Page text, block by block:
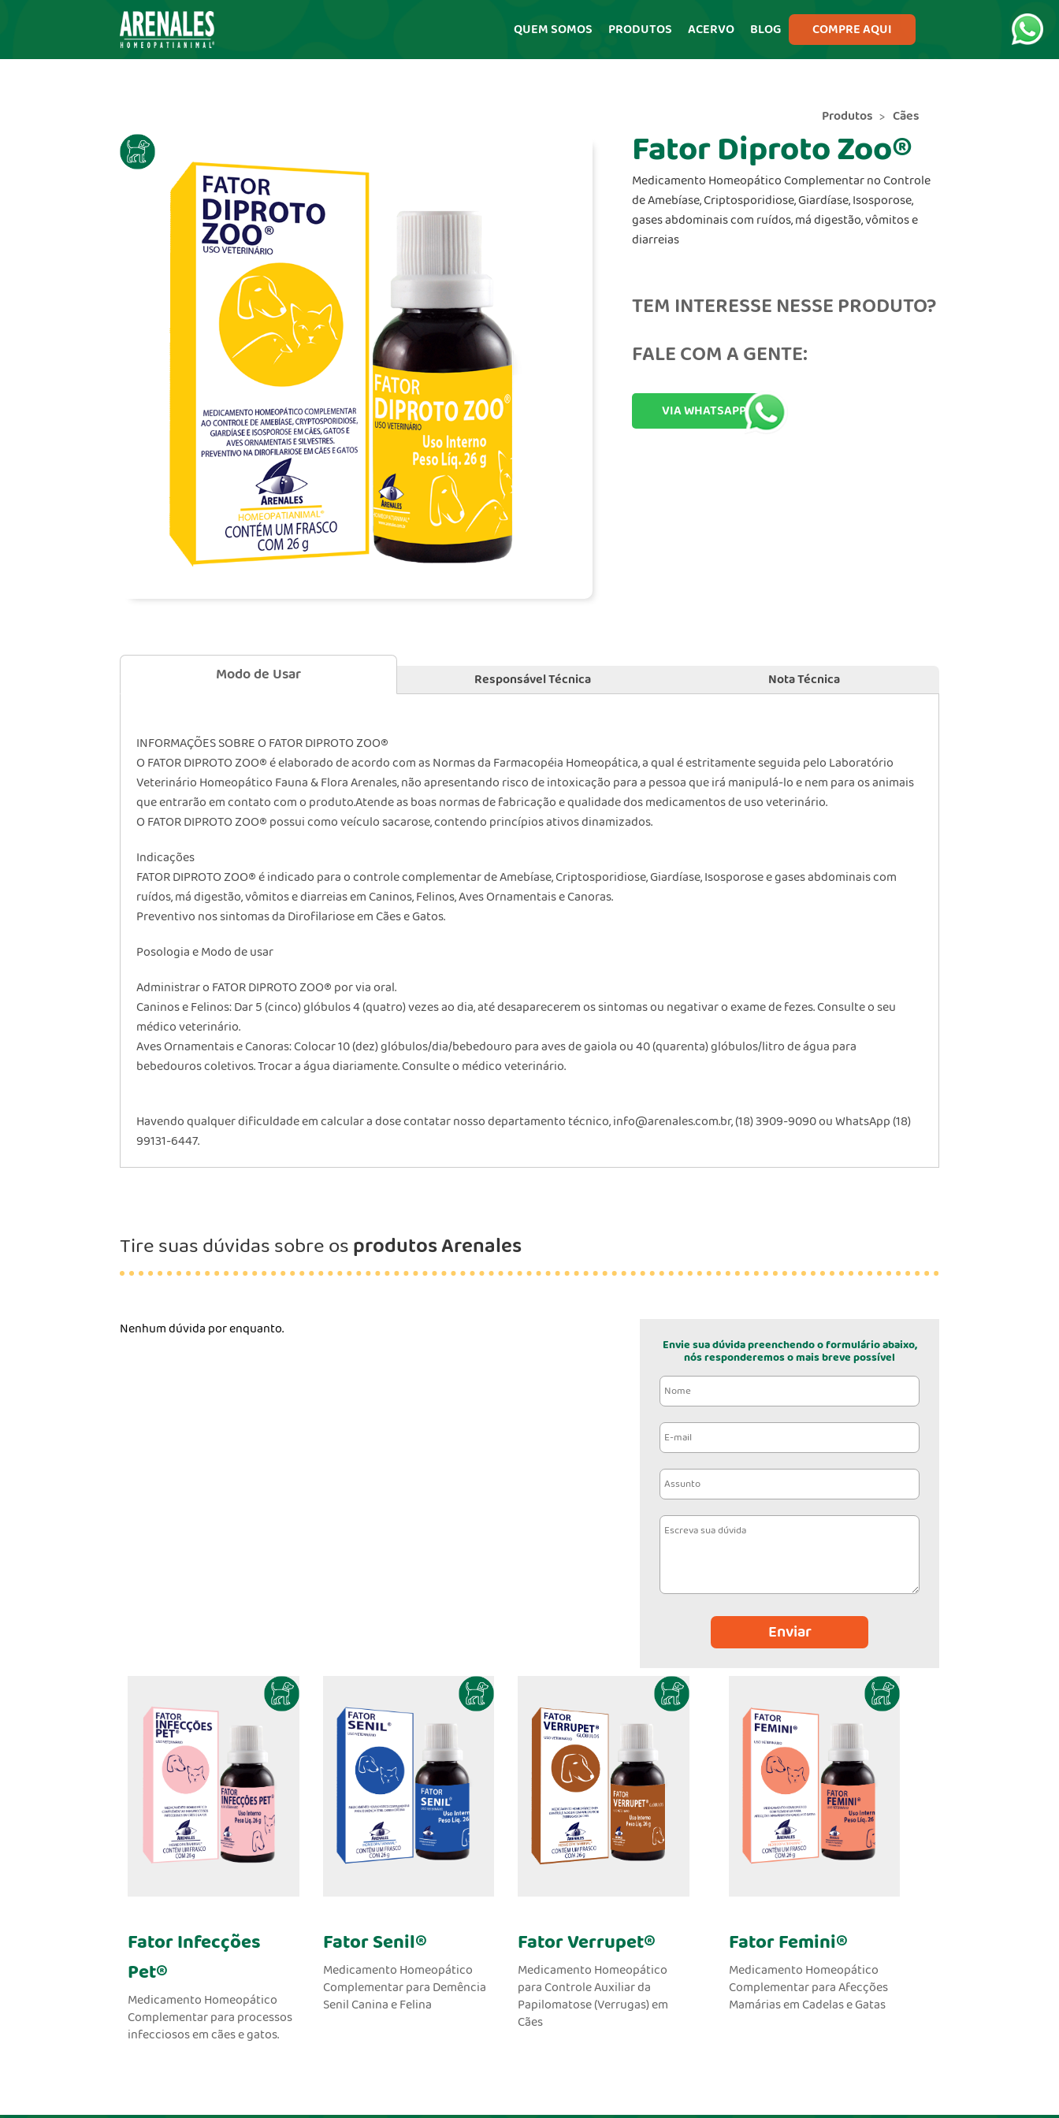
QUEM SOMOS PRODUTOS ACERVO BLOG COMPRE AQUI
Produtos Cães
Fator Diproto Zoo®
Medicamento Homeopático Complementar no Controle
de Amebíase, Criptosporidiose, Giardíase, Isosporose,
gases abdominais com ruídos, má digestão, vômitos e
diarreias
TEM INTERESSE NESSE PRODUTO?
FALE COM A GENTE:
VIA WHATSAPP
Modo de Usar Responsável Técnica Nota Técnica
INFORMAÇÕES SOBRE O FATOR DIPROTO ZOO®
O FATOR DIPROTO ZOO® é elaborado de acordo com as Normas da Farmacopéia Homeopática, a qual é estritamente seguida pelo Laboratório
Veterinário Homeopático Fauna & Flora Arenales, não apresentando risco de intoxicação para a pessoa que irá manipulá-lo e nem para os animais
que entrarão em contato com o produto.Atende as boas normas de fabricação e qualidade dos medicamentos de uso veterinário.
O FATOR DIPROTO ZOO® possui como veículo sacarose, contendo princípios ativos dinamizados.
Indicações
FATOR DIPROTO ZOO® é indicado para o controle complementar de Amebíase, Criptosporidiose, Giardíase, Isosporose e gases abdominais com
ruídos, má digestão, vômitos e diarreias em Caninos, Felinos, Aves Ornamentais e Canoras.
Preventivo nos sintomas da Dirofilariose em Cães e Gatos.
Posologia e Modo de usar
Administrar o FATOR DIPROTO ZOO® por via oral.
Caninos e Felinos: Dar 5 (cinco) glóbulos 4 (quatro) vezes ao dia, até desaparecerem os sintomas ou negativar o exame de fezes. Consulte o seu
médico veterinário.
Aves Ornamentais e Canoras: Colocar 10 (dez) glóbulos/dia/bebedouro para aves de gaiola ou 40 (quarenta) glóbulos/litro de água para
bebedouros coletivos. Trocar a água diariamente. Consulte o médico veterinário.
Havendo qualquer dificuldade em calcular a dose contatar nosso departamento técnico, info@arenales.com.br, (18) 3909-9090 ou WhatsApp (18)
99131-6447.
Tire suas dúvidas sobre osprodutos Arenales
Nenhum dúvida por enquanto.
Envie sua dúvida preenchendo o formulário abaixo,
nós responderemos o mais breve possível
Enviar
Fator Infecções
Pet®
Medicamento Homeopático
Complementar para processos
infecciosos em cães e gatos.
Fator Senil®
Medicamento Homeopático
Complementar para Demência
Senil Canina e Felina
Fator Verrupet®
Medicamento Homeopático
para Controle Auxiliar da
Papilomatose (Verrugas) em
Cães
Fator Femini®
Medicamento Homeopático
Complementar para Afecções
Mamárias em Cadelas e Gatas